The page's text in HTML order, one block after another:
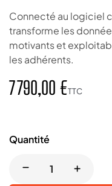
Connecté au logiciel
transforme les
motivants et
les adhérents.
7 790,00 €TTC
Quantité